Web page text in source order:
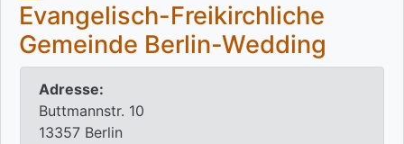
Evangelisch-Freikirchliche
Gemeinde Berlin-Wedding
Adresse:
Buttmannstr. 10
13357 Berlin